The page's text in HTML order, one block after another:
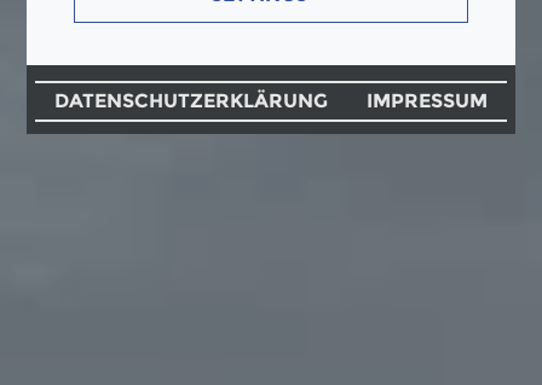
DATENSCHUTZERKLÄRUNG IMPRESSUM